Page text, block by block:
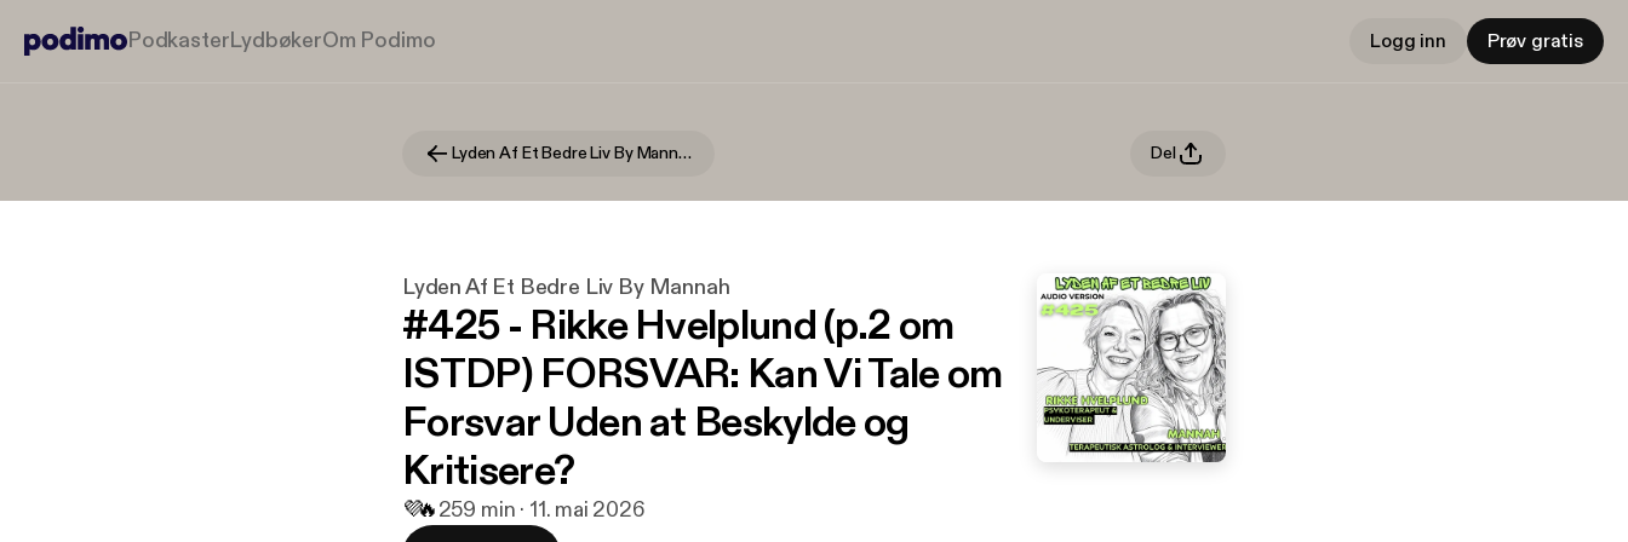
PodkasterLydbøkerOm Podimo Logg inn Prøv gratis
Lyden Af Et Bedre Liv By Mannah Del
Lyden Af Et Bedre Liv By Mannah
#425 - Rikke Hvelplund (p.2 om
ISTDP) FORSVAR: Kan Vi Tale om
Forsvar Uden at Beskylde og
Kritisere?
💜🔥259 min · 11. mai 2026